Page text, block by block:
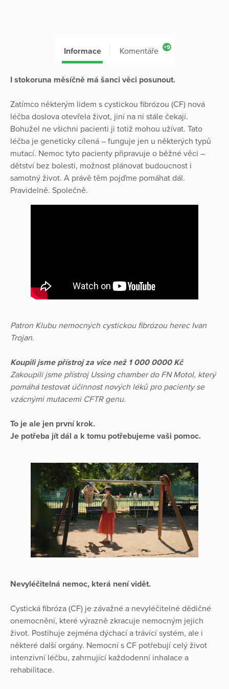
Informace Komentáře +9
I stokoruna měsíčně má šanci věci posunout.
Zatímco některým lidem s cystickou fibrózou (CF) nová
léčba doslova otevřela život, jiní na ni stále čekají.
Bohužel ne všichni pacienti ji totiž mohou užívat. Tato
léčba je geneticky cílená – funguje jen u některých typů
mutací. Nemoc tyto pacienty připravuje o běžné věci –
dětství bez bolesti, možnost plánovat budoucnost i
samotný život. A právě těm pojďme pomáhat dál.
Pravidelně. Společně.
Patron Klubu nemocných cystickou fibrózou herec Ivan
Trojan.
Koupili jsme přístroj za více než 1 000 0000 Kč
Zakoupili jsme přístroj Ussing chamber do FN Motol, který
pomáhá testovat účinnost nových léků pro pacienty se
vzácnými mutacemi CFTR genu.
To je ale jen první krok.
Je potřeba jít dál a k tomu potřebujeme vaši pomoc.
Nevyléčitelná nemoc, která není vidět.
Cystická fibróza (CF) je závažné a nevyléčitelné dědičné
onemocnění, které výrazně zkracuje nemocným jejich
život. Postihuje zejména dýchací a trávící systém, ale i
některé další orgány. Nemocní s CF potřebují celý život
intenzivní léčbu, zahrnující každodenní inhalace a
rehabilitace.